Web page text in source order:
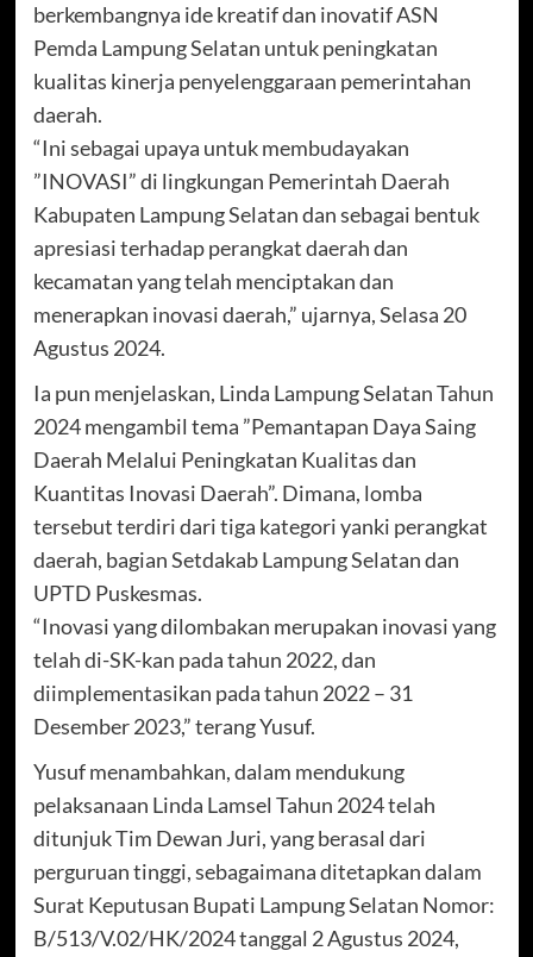
berkembangnya ide kreatif dan inovatif ASN
Pemda Lampung Selatan untuk peningkatan
kualitas kinerja penyelenggaraan pemerintahan
daerah.
“Ini sebagai upaya untuk membudayakan
”INOVASI” di lingkungan Pemerintah Daerah
Kabupaten Lampung Selatan dan sebagai bentuk
apresiasi terhadap perangkat daerah dan
kecamatan yang telah menciptakan dan
menerapkan inovasi daerah,” ujarnya, Selasa 20
Agustus 2024.
Ia pun menjelaskan, Linda Lampung Selatan Tahun
2024 mengambil tema ”Pemantapan Daya Saing
Daerah Melalui Peningkatan Kualitas dan
Kuantitas Inovasi Daerah”. Dimana, lomba
tersebut terdiri dari tiga kategori yanki perangkat
daerah, bagian Setdakab Lampung Selatan dan
UPTD Puskesmas.
“Inovasi yang dilombakan merupakan inovasi yang
telah di-SK-kan pada tahun 2022, dan
diimplementasikan pada tahun 2022 – 31
Desember 2023,” terang Yusuf.
Yusuf menambahkan, dalam mendukung
pelaksanaan Linda Lamsel Tahun 2024 telah
ditunjuk Tim Dewan Juri, yang berasal dari
perguruan tinggi, sebagaimana ditetapkan dalam
Surat Keputusan Bupati Lampung Selatan Nomor:
B/513/V.02/HK/2024 tanggal 2 Agustus 2024,